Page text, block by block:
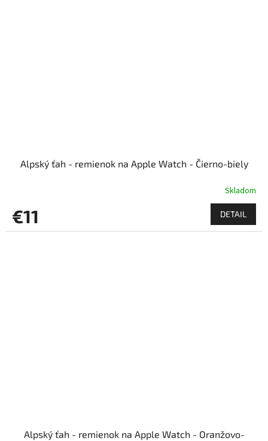
Alpský ťah - remienok na Apple Watch - Čierno-biely
Skladom
€11 DETAIL
Alpský ťah - remienok na Apple Watch - Oranžovo-